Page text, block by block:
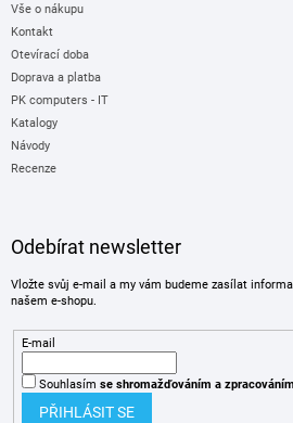
Vše o nákupu
Kontakt
Otevírací doba
Doprava a platba
PK computers - IT
Katalogy
Návody
Recenze
Odebírat newsletter
Vložte svůj e-mail a my vám budeme zasílat
našem e-shopu.
E-mail
Souhlasím se shromažďováním a zpracováním
PŘIHLÁSIT SE